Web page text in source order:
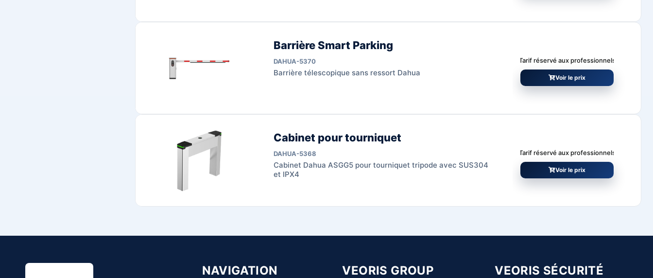
Barrière Smart Parking
DAHUA-5370
Barrière télescopique sans ressort Dahua
Tarif réservé aux professionnels
Voir le prix
Cabinet pour tourniquet
DAHUA-5368
Cabinet Dahua ASGG5 pour tourniquet tripode avec SUS304
et IPX4
Tarif réservé aux professionnels
Voir le prix
NAVIGATION VEORIS GROUP VEORIS SÉCURITÉ